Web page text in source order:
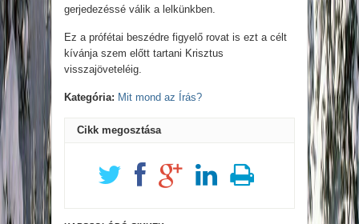
gerjedezéssé válik a lelkünkben.
Ez a prófétai beszédre figyelő rovat is ezt a célt
kívánja szem előtt tartani Krisztus
visszajöveteléig.
Kategória: Mit mond az Írás?
Cikk megosztása